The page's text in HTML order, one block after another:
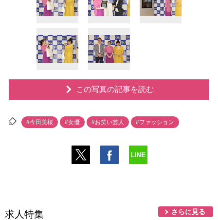
この写真の記事を読む
#今田美桜 #女優 #お笑い芸人 #ファッション
求人特集 さらに見る